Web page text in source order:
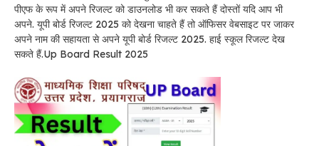
पीएफ के रूप में अपने रिजल्ट को डाउनलोड भी कर सकते हैं दोस्तों यदि आप भी
अपने. यूपी बोर्ड रिजल्ट 2025 को देखना चाहते हैं तो ऑफिसर वेबसाइट पर जाकर
अपने नाम की सहायता से अपने यूपी बोर्ड रिजल्ट 2025. हाई स्कूल रिजल्ट देख
सकते हैं.Up Board Result 2025